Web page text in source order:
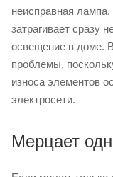
неисправная
затрагивает сразу
освещение в доме.
проблемы,
износа элементов
электросети.
Мерцает